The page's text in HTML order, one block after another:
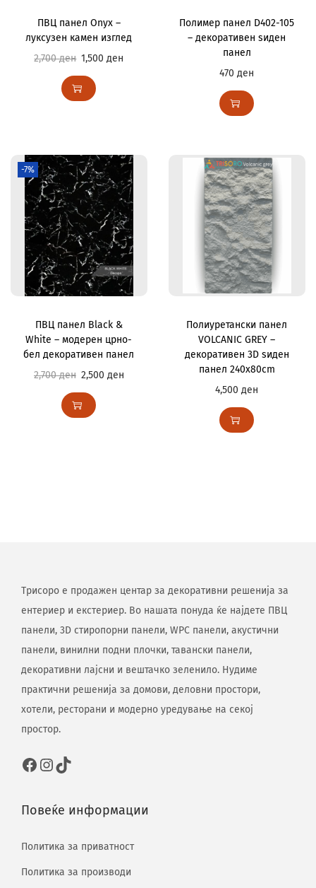
ПВЦ панел Onyx –
луксузен камен изглед
2,700ден 1,500ден
Полимер панел D402-105
– декоративен ѕиден
панел
470ден
-7%
ПВЦ панел Black &
White – модерен црно-
бел декоративен панел
2,700ден 2,500 ден
Полиуретански панел
VOLCANIC GREY –
декоративен 3D ѕиден
панел 240x80cm
4,500ден
Трисоро е продажен центар за декоративни решенија за
ентериер и екстериер. Во нашата понуда ќе најдете ПВЦ
панели, 3D стиропорни панели, WPC панели, акустични
панели, винилни подни плочки, тавански панели,
декоративни лајсни и вештачко зеленило. Нудиме
практични решенија за домови, деловни простори,
хотели, ресторани и модерно уредување на секој
простор.
Повеќе информации
Политика за приватност
Политика за производи